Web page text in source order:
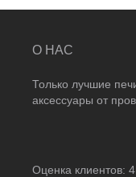
О НАС
Только лучшие
аксессуары от
Оценка клиентов: